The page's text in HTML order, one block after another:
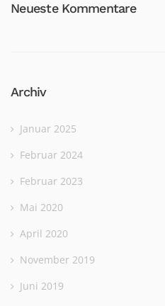
Neueste Kommentare
Archiv
Januar 2025
Februar 2024
Februar 2023
Mai 2020
April 2020
November 2019
Juni 2019